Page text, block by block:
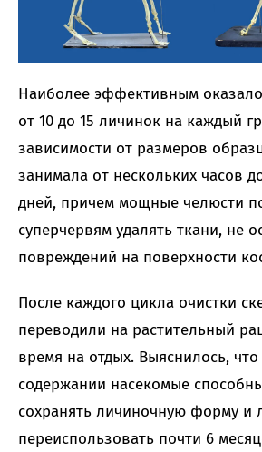
Наиболее эффективным
от 10 до 15 личинок на каждый
зависимости от размеров
занимала от нескольких часов
дней, причем мощные челюсти
суперчервям удалять ткани, не
повреждений на поверхности
После каждого цикла очистки
переводили на растительный
время на отдых. Выяснилось,
содержании насекомые
сохранять личиночную форму и
переиспользовать почти 6